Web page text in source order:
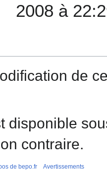
2008 à
de
disponible
contraire.
de bepo.fr Avertissements